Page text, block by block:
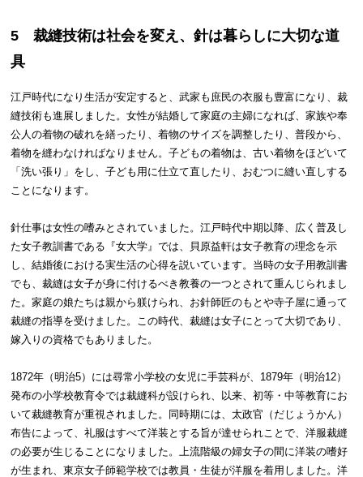
5 裁縫技術は社会を変え 、針は暮らしに大切な道
具
江戸時代になり生活が安定すると、武家も庶民の衣服も豊富になり、裁
縫技術も進展しました。女性が結婚して家庭の主婦になれば、家族や奉
公人の着物の破れを繕ったり、着物のサイズを調整したり、普段から、
着物を縫わなければなりません。子どもの着物は、古い着物をほどいて
「洗い張り」をし、子ども用に仕立て直したり、おむつに縫い直しする
ことになります。
針仕事は女性の嗜みとされていました。江戸時代中期以降、広く普及し
た女子教訓書である『女大学』では、貝原益軒は女子教育の理念を示
し、結婚後における実生活の心得を説いています。当時の女子用教訓書
でも、裁縫は女子が身に付けるべき教養の一つとされて重んじられまし
た。家庭の娘たちは親から躾けられ、お針師匠のもとや寺子屋に通って
裁縫の指導を受けました。この時代、裁縫は女子にとって大切であり、
嫁入りの資格でもありました。
1872年（明治5）には尋常小学校の女児に手芸科が、1879年（明治12）
発布の小学校教育令では裁縫科が設けられ、以来、初等・中等教育にお
いて裁縫教育が重視されました。同時期には、太政官（だじょうかん）
布告によって、礼服はすべて洋装とする旨が達せられことで、洋服裁縫
の必要が生じることになりました。上流階級の婦女子の間に洋装の嗜好
が生まれ、東京女子師範学校では教員・生徒が洋服を着用しました。洋